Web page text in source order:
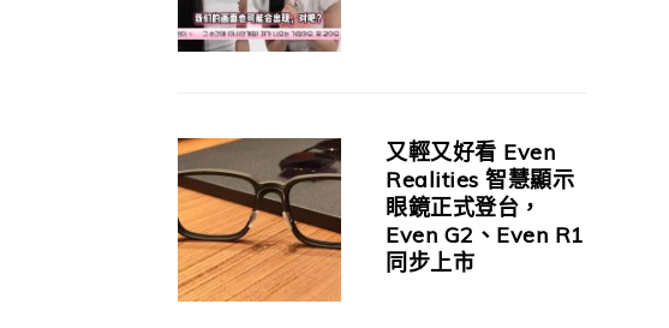
又輕又好看 Even
Realities 智慧顯示
眼鏡正式登台，
Even G2、Even R1
同步上市